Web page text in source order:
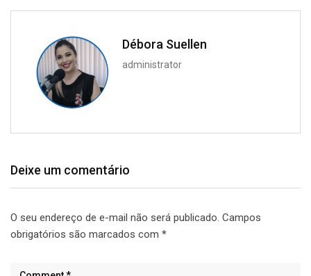
Débora Suellen
administrator
Deixe um comentário
O seu endereço de e-mail não será publicado. Campos
obrigatórios são marcados com *